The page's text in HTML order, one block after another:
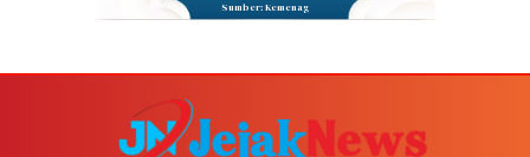
Sumber: Kemenag